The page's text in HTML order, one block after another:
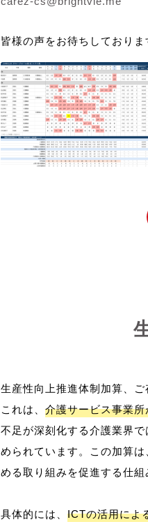
皆様の声をお待ちしておりま
生産性向上推進体制加算、ご
これは、 介護サービス事業
不足が深刻化する介護業界
められています。この加算
める取り組みを促進する仕組
具体的には、 ICTの活用によ